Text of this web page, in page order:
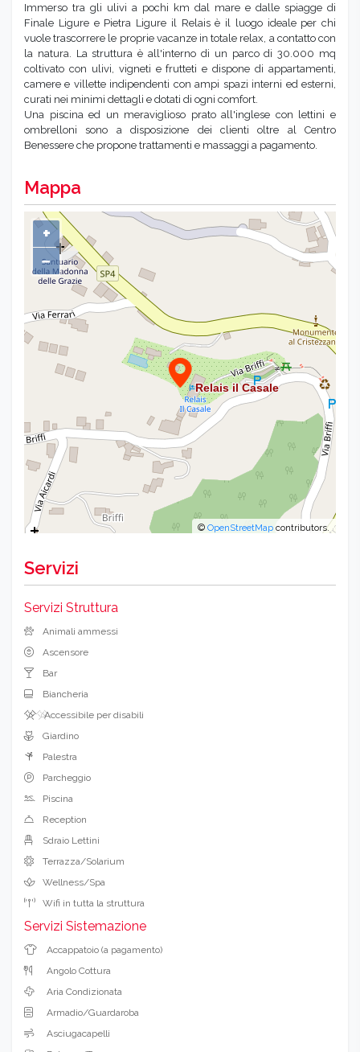
Immerso tra gli ulivi a pochi km dal mare e dalle spiagge di
Finale Ligure e Pietra Ligure il Relais è il luogo ideale per chi
vuole trascorrere le proprie vacanze in totale relax, a contatto con
la natura. La struttura è all'interno di un parco di 30.000 mq
coltivato con ulivi, vigneti e frutteti e dispone di appartamenti,
camere e villette indipendenti con ampi spazi interni ed esterni,
curati nei minimi dettagli e dotati di ogni comfort.
Una piscina ed un meraviglioso prato all'inglese con lettini e
ombrelloni sono a disposizione dei clienti oltre al Centro
Benessere che propone trattamenti e massaggi a pagamento.
Mappa
+
−
©OpenStreetMap contributors.
Servizi
Servizi Struttura
Animali ammessi
Ascensore
Bar
Biancheria
Accessibile per disabili
Giardino
Palestra
Parcheggio
Piscina
Reception
Sdraio Lettini
Terrazza/Solarium
Wellness/Spa
Wifi in tutta la struttura
Servizi Sistemazione
Accappatoio (a pagamento)
Angolo Cottura
Aria Condizionata
Armadio/Guardaroba
Asciugacapelli